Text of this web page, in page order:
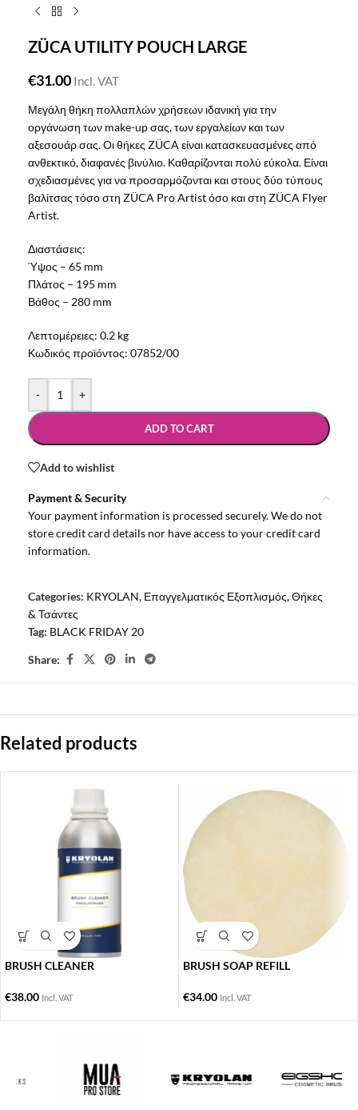
ZÜCA UTILITY POUCH LARGE
€31.00 Incl. VAT
Μεγάλη θήκη πολλαπλών χρήσεων ιδανική για την
οργάνωση των make-up σας, των εργαλείων και των
αξεσουάρ σας. Οι θήκες ZÜCA είναι κατασκευασμένες από
ανθεκτικό, διαφανές βινύλιο. Καθαρίζονται πολύ εύκολα. Είναι
σχεδιασμένες για να προσαρμόζονται και στους δύο τύπους
βαλίτσας τόσο στη ZÜCA Pro Artist όσο και στη ZÜCA Flyer
Artist.
Διαστάσεις:
Ύψος – 65 mm
Πλάτος – 195 mm
Βάθος – 280 mm
Λεπτομέρειες: 0.2 kg
Κωδικός προϊόντος: 07852/00
- +
ADD TO CART
Add to wishlist
Payment & Security
Your payment information is processed securely. We do not
store credit card details nor have access to your credit card
information.
Categories: KRYOLAN, Επαγγελματικός Εξοπλισμός,Θήκες
& Τσάντες
Tag: BLACK FRIDAY 20
Share:
Related products
BRUSH CLEANER
€38.00 Incl. VAT
BRUSH SOAP REFILL
€34.00 Incl. VAT